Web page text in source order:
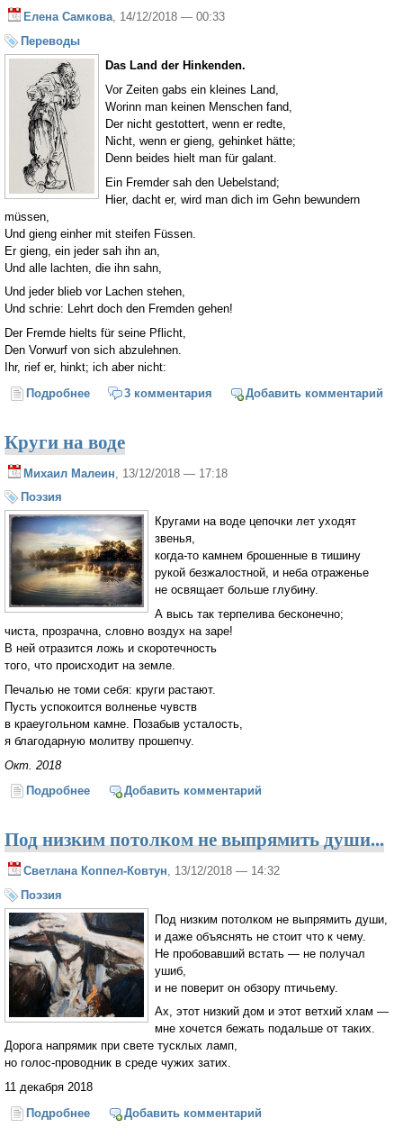
Елена Самкова, 14/12/2018 — 00:33
Переводы
Das Land der Hinkenden.
Vor Zeiten gabs ein kleines Land,
Worinn man keinen Menschen fand,
Der nicht gestottert, wenn er redte,
Nicht, wenn er gieng, gehinket hätte;
Denn beides hielt man für galant.
Ein Fremder sah den Uebelstand;
Hier, dacht er, wird man dich im Gehn bewundern
müssen,
Und gieng einher mit steifen Füssen.
Er gieng, ein jeder sah ihn an,
Und alle lachten, die ihn sahn,
Und jeder blieb vor Lachen stehen,
Und schrie: Lehrt doch den Fremden gehen!
Der Fremde hielts für seine Pflicht,
Den Vorwurf von sich abzulehnen.
Ihr, rief er, hinkt; ich aber nicht:
Подробнее о Страна хромых
3 комментария Добавить комментарий
Круги на воде
Михаил Малеин , 13/12/2018 — 17:18
Поэзия
Кругами на воде цепочки лет уходят
звенья,
когда-то камнем брошенные в тишину
рукой безжалостной, и неба отраженье
не освящает больше глубину.
А высь так терпелива бесконечно;
чиста, прозрачна, словно воздух на заре!
В ней отразится ложь и скоротечность
того, что происходит на земле.
Печалью не томи себя: круги растают.
Пусть успокоится волненье чувств
в краеугольном камне. Позабыв усталость,
я благодарную молитву прошепчу.
Окт. 2018
Подробнее о Круги на воде
Добавить комментарий
Под низким потолком не выпрямить души...
Светлана Коппел-Ковтун , 13/12/2018 — 14:32
Поэзия
Под низким потолком не выпрямить души,
и даже объяснять не стоит что к чему.
Не пробовавший встать — не получал
ушиб,
и не поверит он обзору птичьему.
Ах, этот низкий дом и этот ветхий хлам —
мне хочется бежать подальше от таких.
Дорога напрямик при свете тусклых ламп,
но голос-проводник в среде чужих затих.
11 декабря 2018
Подробнее о Под низким потолком не выпрямить души...
Добавить комментарий